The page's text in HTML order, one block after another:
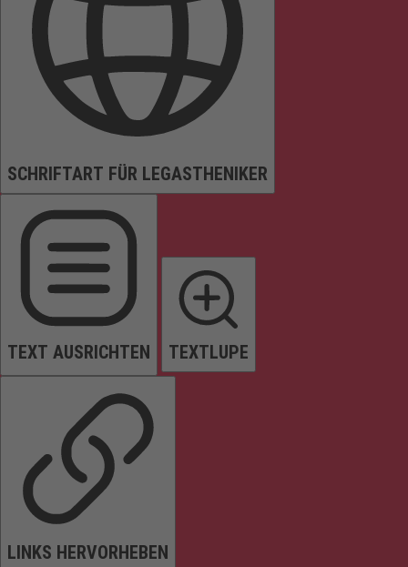
SCHRIFTART FÜR LEGASTHENIKER
TEXT AUSRICHTEN TEXTLUPE
LINKS HERVORHEBEN